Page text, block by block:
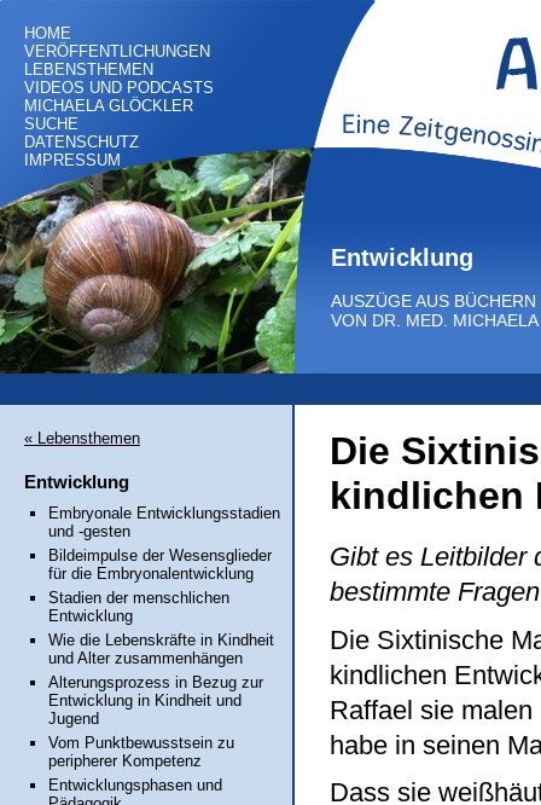
HOME
VERÖFFENTLICHUNGEN
LEBENSTHEMEN
VIDEOS UND PODCASTS
MICHAELA GLÖCKLER
SUCHE
DATENSCHUTZ
IMPRESSUM
Entwicklung
AUSZÜGE AUS
VON DR. MED.
Die
kindlichen
Gibt es Leitbilder
bestimmte
Die Sixtinische
kindlichen
Raffael sie
habe in seinen
Dass sie
« Lebensthemen
Entwicklung
Embryonale Entwicklungsstadien
und -gesten
Bildeimpulse der Wesensglieder
für die Embryonalentwicklung
Stadien der menschlichen
Entwicklung
Wie die Lebenskräfte in Kindheit
und Alter zusammenhängen
Alterungsprozess in Bezug zur
Entwicklung in Kindheit und
Jugend
Vom Punktbewusstsein zu
peripherer Kompetenz
Entwicklungsphasen und